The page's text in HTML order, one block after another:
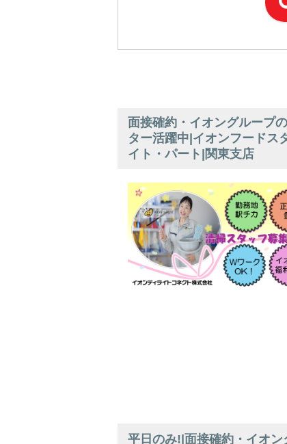
面接確約・イオングループ
ター活躍中|イオンフードス
イト・パート|関東支店
平日のみ!|面接確約・イオ